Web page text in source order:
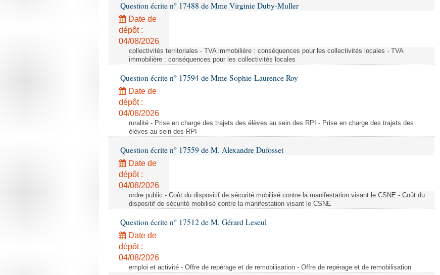
Question écrite n° 17488 de Mme Virginie Duby-Muller
Date de
dépôt :
04/08/2026
collectivités territoriales - TVA immobilière : conséquences pour les collectivités locales - TVA
immobilière : conséquences pour les collectivités locales
Question écrite n° 17594 de Mme Sophie-Laurence Roy
Date de
dépôt :
04/08/2026
ruralité - Prise en charge des trajets des élèves au sein des RPI - Prise en charge des trajets des
élèves au sein des RPI
Question écrite n° 17559 de M. Alexandre Dufosset
Date de
dépôt :
04/08/2026
ordre public - Coût du dispositif de sécurité mobilisé contre la manifestation visant le CSNE - Coût du
dispositif de sécurité mobilisé contre la manifestation visant le CSNE
Question écrite n° 17512 de M. Gérard Leseul
Date de
dépôt :
04/08/2026
emploi et activité - Offre de repérage et de remobilisation - Offre de repérage et de remobilisation